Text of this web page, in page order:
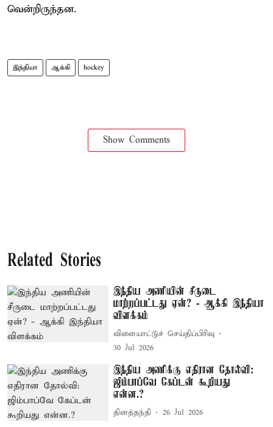
வென்றிருந்தன.
இந்தியா ஆக்கி hockey
Show Comments
Related Stories
இந்திய அணியின் சீருடை
மாற்றப்பட்டது ஏன்? - ஆக்கி இந்தியா
விளக்கம்
விளையாட்டுச் செய்திப்பிரிவு
30 Jul 2026
இந்திய அணிக்கு எதிரான தோல்வி:
ஜிம்பாப்வே கேப்டன் கூறியது
என்ன.?
தினத்தந்தி 26 Jul 2026